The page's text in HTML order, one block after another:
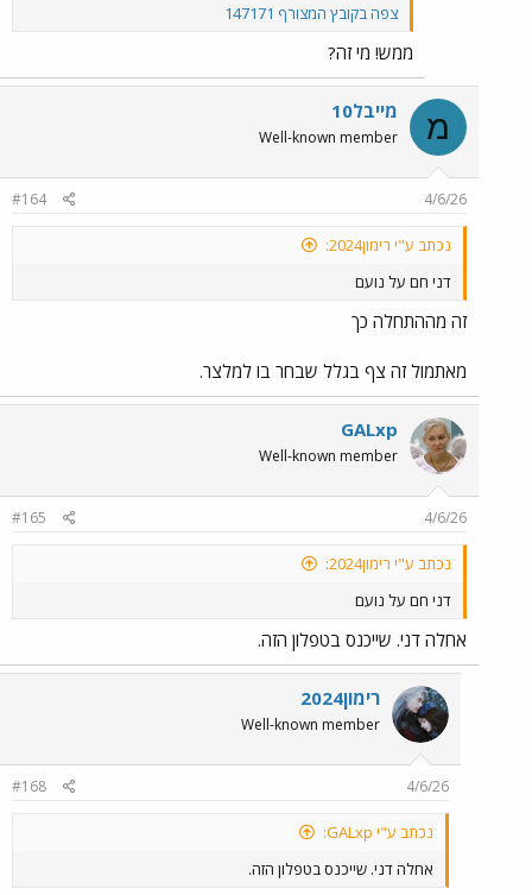
צפה בקובץ המצורף 147171
ממש! מי זה?
מ מייבל10
Well-known member
4/6/26
#164
נכתב ע"י רימון2024:
דני חם על נועם
זה מההתחלה כך
מאתמול זה צף בגלל שבחר בו למלצר.
GALxp
Well-known member
4/6/26
#165
נכתב ע"י רימון2024:
דני חם על נועם
אחלה דני. שייכנס בטפלון הזה.
רימון2024
Well-known member
4/6/26
#168
נכתב ע"י GALxp:
אחלה דני. שייכנס בטפלון הזה.